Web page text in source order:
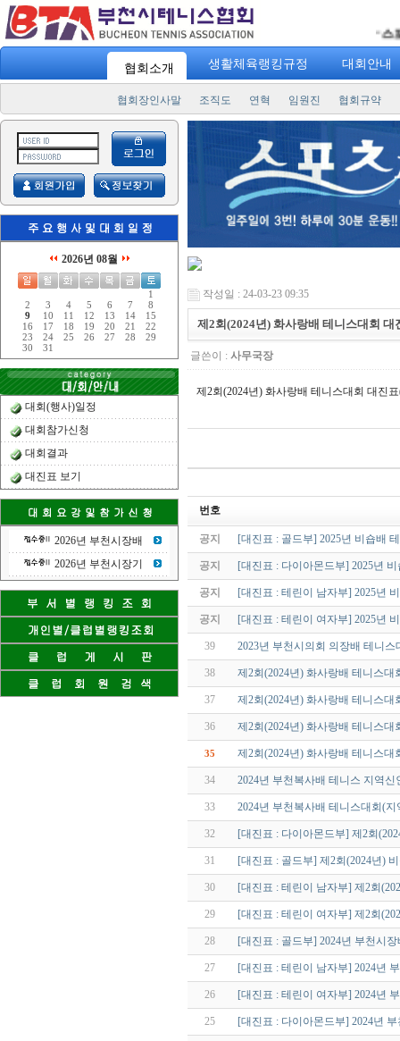
스포
협회소개 생활체육랭킹규정 대회안내
협회장인사말 조직도 연혁 임원진 협회규약
2026년 08월
1
2
3 4 5 6 7
8
9
10 11 12 13 14
15
16
17 18 19 20 21
22
23
24 25 26 27 28
29
30
31
대회(행사)일정
대회참가신청
대회결과
대진표 보기
2026년 부천시장배
2026년 부천시장기
작성일 : 24-03-23 09:35
제2회(2024년) 화사랑배 테니스대회 대
글쓴이 : 사무국장
제2회(2024년) 화사랑배 테니스대회 대진
번호
공지 [대진표 : 골드부] 2025년 비숍배
공지 [대진표 : 다이아몬드부] 2025년
공지 [대진표 : 테린이 남자부] 2025년
공지 [대진표 : 테린이 여자부] 2025년
39 2023년 부천시의회 의장배 테니
38 제2회(2024년) 화사랑배 테니스대
37 제2회(2024년) 화사랑배 테니스
36 제2회(2024년) 화사랑배 테니스대
35 제2회(2024년) 화사랑배 테니스
34 2024년 부천복사배 테니스 지역
33 2024년 부천복사배 테니스대회(
32 [대진표 : 다이아몬드부] 제2회
31 [대진표 : 골드부] 제2회(2024년)
30 [대진표 : 테린이 남자부] 제2회
29 [대진표 : 테린이 여자부] 제2회
28 [대진표 : 골드부] 2024년 부천시
27 [대진표 : 테린이 남자부] 2024년
26 [대진표 : 테린이 여자부] 2024년
25 [대진표 : 다이아몬드부] 2024년